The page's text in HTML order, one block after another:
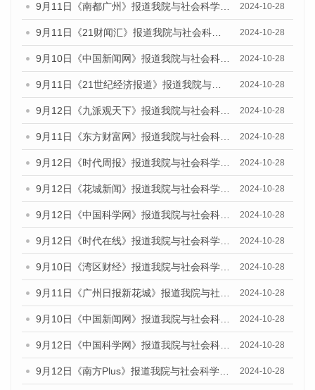
9月11日《南都广州》报道我院与社会科学文献出版社联合发布了《广州蓝皮书：广州金融发展报告（2024）》的媒体文章 2024-10-28
9月11日《21财闻汇》报道我院与社会科学文献出版社联合发布了《广州蓝皮书：广州金融发展报告（2024）》的媒体文章 2024-10-28
9月10日《中国新闻网》报道我院与社会科学文献出版社联合发布了《广州蓝皮书：广州金融发展报告（2024）》的媒体文章 2024-10-28
9月11日《21世纪经济报道》报道我院与社会科学文献出版社联合发布了《广州蓝皮书：广州金融发展报告（2024）》的媒体文章 2024-10-28
9月12日《九派观天下》报道我院与社会科学文献出版社联合发布了《广州蓝皮书：广州金融发展报告（2024）》的媒体文章 2024-10-28
9月11日《东方财富网》报道我院与社会科学文献出版社联合发布了《广州蓝皮书：广州金融发展报告（2024）》的媒体文章 2024-10-28
9月12日《时代周报》报道我院与社会科学文献出版社联合发布了《广州蓝皮书：广州金融发展报告（2024）》的媒体文章 2024-10-28
9月12日《花城新闻》报道我院与社会科学文献出版社联合发布了《广州蓝皮书：广州金融发展报告（2024）》的媒体文章 2024-10-28
9月12日《中国科学网》报道我院与社会科学文献出版社联合发布了《广州蓝皮书：广州金融发展报告（2024）》的媒体文章 2024-10-28
9月12日《时代在线》报道我院与社会科学文献出版社联合发布了《广州蓝皮书：广州金融发展报告（2024）》的媒体文章 2024-10-28
9月10日《湾区财经》报道我院与社会科学文献出版社联合发布了《广州蓝皮书：广州金融发展报告（2024）》的媒体文章 2024-10-28
9月11日《广州日报新花城》报道我院与社会科学文献出版社联合发布了《广州蓝皮书：广州金融发展报告（2024）》的媒体文章 2024-10-28
9月10日《中国新闻网》报道我院与社会科学文献出版社联合发布了《广州蓝皮书：广州金融发展报告（2024）》的媒体文章 2024-10-28
9月12日《中国科学网》报道我院与社会科学文献出版社联合发布了《广州蓝皮书：广州金融发展报告（2024）》的媒体文章 2024-10-28
9月12日《南方Plus》报道我院与社会科学文献出版社联合发布了《广州蓝皮书：广州金融发展报告（2024）》的媒体文章 2024-10-28